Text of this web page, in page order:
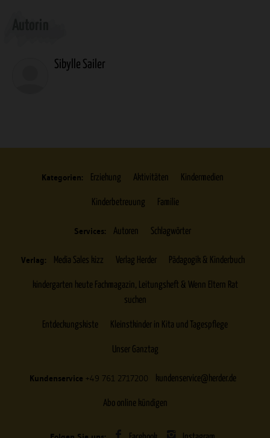
Sibylle Sailer
Kategorien: Erziehung Aktivitäten Kindermedien
Kinderbetreuung Familie
Services: Autoren Schlagwörter
Verlag: Media Sales kizz Verlag Herder Pädagogik & Kinderbuch
kindergarten heute Fachmagazin, Leitungsheft & Wenn Eltern Rat
suchen
Entdeckungskiste Kleinstkinder in Kita und Tagespflege
Unser Ganztag
Kundenservice +49 761 2717200 kundenservice@herder.de
Abo online kündigen